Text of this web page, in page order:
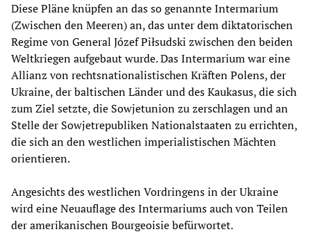
Diese Pläne knüpfen an das so genannte Intermarium
(Zwischen den Meeren) an, das unter dem diktatorischen
Regime von General Józef Piłsudski zwischen den beiden
Weltkriegen aufgebaut wurde. Das Intermarium war eine
Allianz von rechtsnationalistischen Kräften Polens, der
Ukraine, der baltischen Länder und des Kaukasus, die sich
zum Ziel setzte, die Sowjetunion zu zerschlagen und an
Stelle der Sowjetrepubliken Nationalstaaten zu errichten,
die sich an den westlichen imperialistischen Mächten
orientieren.
Angesichts des westlichen Vordringens in der Ukraine
wird eine Neuauflage des Intermariums auch von Teilen
der amerikanischen Bourgeoisie befürwortet.